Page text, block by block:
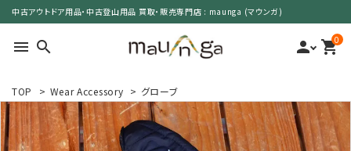
中古アウトドア用品・中古登山用品 買取・販売専門店 : maunga (マウンガ)
menu search person 0
shopping_cart
search
TOP > Wear Accessory > グローブ